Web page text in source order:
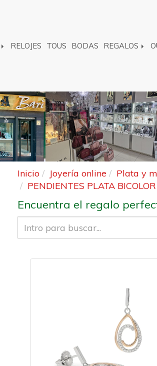
RELOJES TOUS BODAS REGALOS
Inicio Joyería online Plata y
PENDIENTES PLATA
Encuentra el regalo